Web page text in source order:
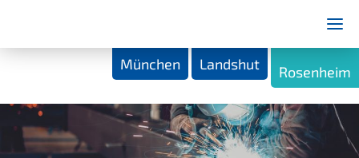
München Landshut Rosenheim